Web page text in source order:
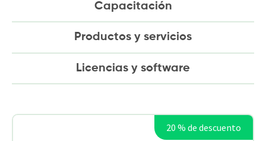
Capacitación
Productos y servicios
Licencias y software
20 % de descuento